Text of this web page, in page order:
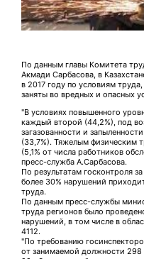
По данным главы Комитета
Акмади Сарбасова, в
в 2017 году по условиям
заняты во вредных и опасных
"В условиях повышенного
каждый второй (44,2%), под
загазованности и
(33,7%). Тяжелым физическим
(5,1% от числа работников
пресс-служба А.Сарбасова.
По результатам госконтроля
более 30% нарушений
труда.
По данным пресс-службы
труда регионов было
нарушений, в том числе в
4112.
"По требованию
от занимаемой должности